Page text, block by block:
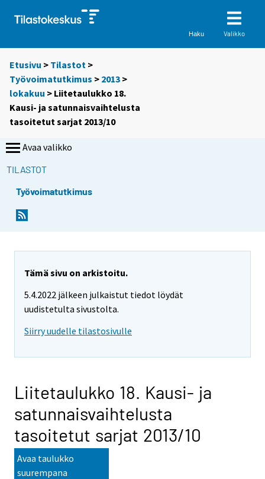
Haku Valikko
Etusivu > Tilastot >
Työvoimatutkimus > 2013 >
lokakuu > Liitetaulukko 18.
Kausi- ja satunnaisvaihtelusta
tasoitetut sarjat 2013/10
Avaa valikko
TILASTOT
Työvoimatutkimus
Tämä sivu on arkistoitu.
5.4.2022 jälkeen julkaistut tiedot löydät
uudistetulta sivustolta.
Siirry uudelle tilastosivulle
Liitetaulukko 18. Kausi- ja
satunnaisvaihtelusta
tasoitetut sarjat 2013/10
Avaa taulukko
suurempana